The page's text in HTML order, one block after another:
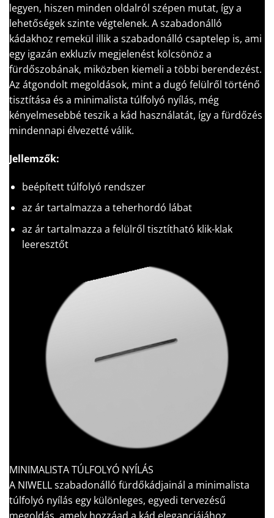
legyen, hiszen minden oldalról szépen mutat, így a
lehetőségek szinte végtelenek. A szabadonálló
kádakhoz remekül illik a szabadonálló csaptelep is, ami
egy igazán exkluzív megjelenést kölcsönöz a
fürdőszobának, miközben kiemeli a többi berendezést.
Az átgondolt megoldások, mint a dugó felülről történő
tisztítása és a minimalista túlfolyó nyílás, még
kényelmesebbé teszik a kád használatát, így a fürdőzés
mindennapi élvezetté válik.
Jellemzők:
beépített túlfolyó rendszer
az ár tartalmazza a teherhordó lábat
az ár tartalmazza a felülről tisztítható klik-klak
leeresztőt
MINIMALISTA TÚLFOLYÓ NYÍLÁS
A NIWELL szabadonálló fürdőkádjainál a minimalista
túlfolyó nyílás egy különleges, egyedi tervezésű